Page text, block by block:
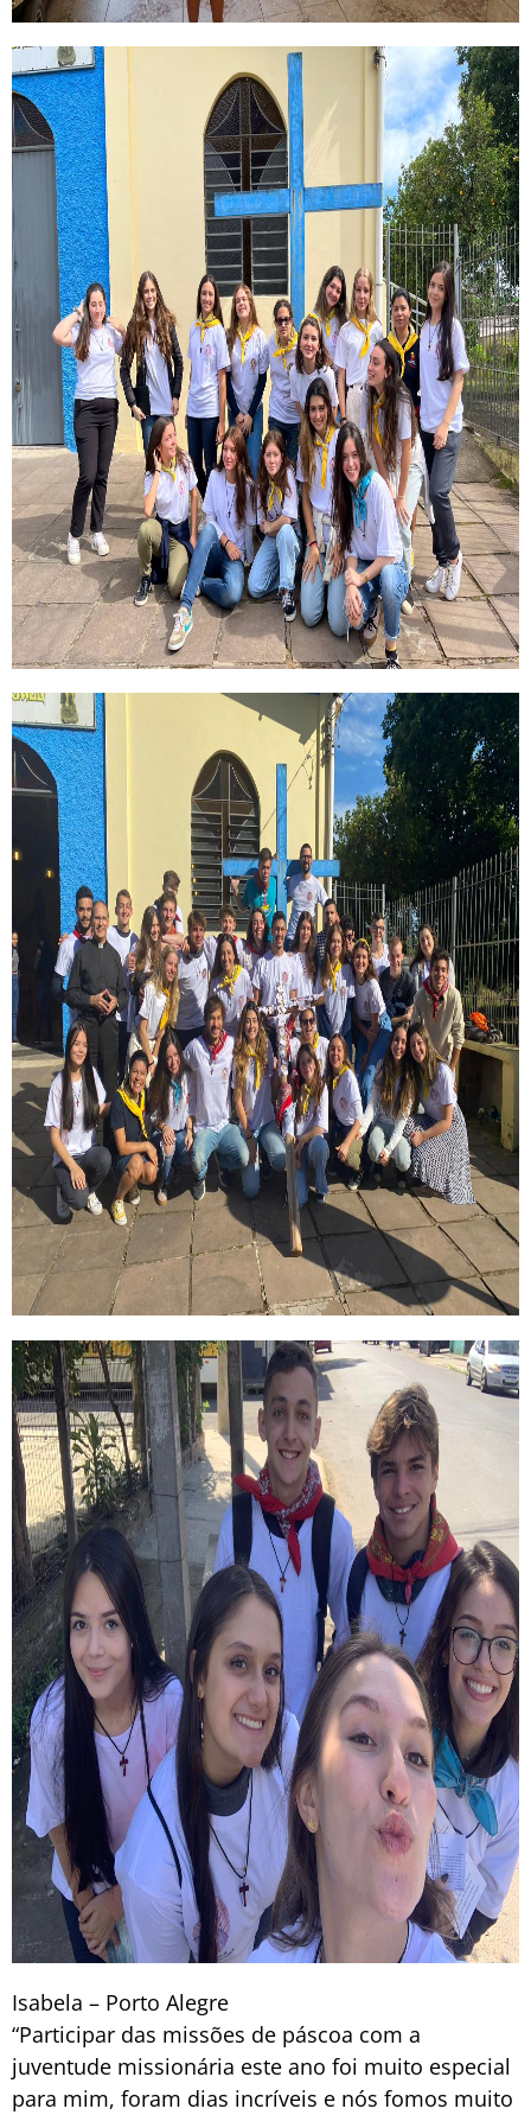
Isabela – Porto Alegre
“Participar das missões de páscoa com a
juventude missionária este ano foi muito especial
para mim, foram dias incríveis e nós fomos muito